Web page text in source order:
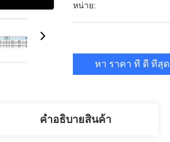
หน่าย:
หา ราคา ที่ ดี ที่สุด
คําอธิบายสินค้า